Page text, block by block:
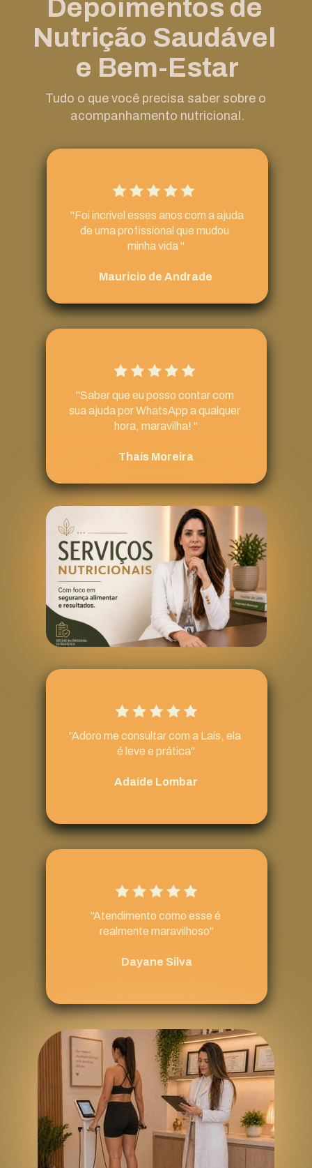
pelo WhatsApp ou aplicativo para tirar
dúvidas entre as consultas.
Depoimentos de
Nutrição Saudável
e Bem-Estar
Tudo o que você precisa saber sobre o
acompanhamento nutricional.
de uma profissional que mudou
minha vida "
Maurício de Andrade
"Saber que eu posso contar com
sua ajuda por WhatsApp a qualquer
hora, maravilha! "
Thaís Moreira
"Adoro me consultar com a Laís, ela
é leve e prática"
Adaíde Lombar
"Atendimento como esse é
realmente maravilhoso"
Dayane Silva